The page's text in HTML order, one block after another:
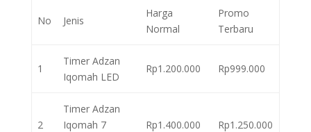
No Jenis
Harga
Normal
Promo
Terbaru
1
Timer Adzan
Iqomah LED
Rp1.200.000 Rp999.000
2
Timer Adzan
Iqomah 7
Rp1.400.000 Rp1.250.000